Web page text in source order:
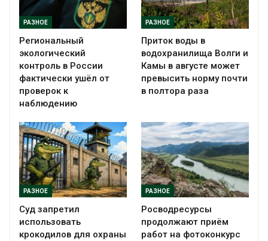
РАЗНОЕ
Региональный
экологический
контроль в России
фактически ушёл от
проверок к
наблюдению
РАЗНОЕ
Приток воды в
водохранилища Волги и
Камы в августе может
превысить норму почти
в полтора раза
РАЗНОЕ
Суд запретил
использовать
крокодилов для охраны
РАЗНОЕ
Росводресурсы
продолжают приём
работ на фотоконкурс